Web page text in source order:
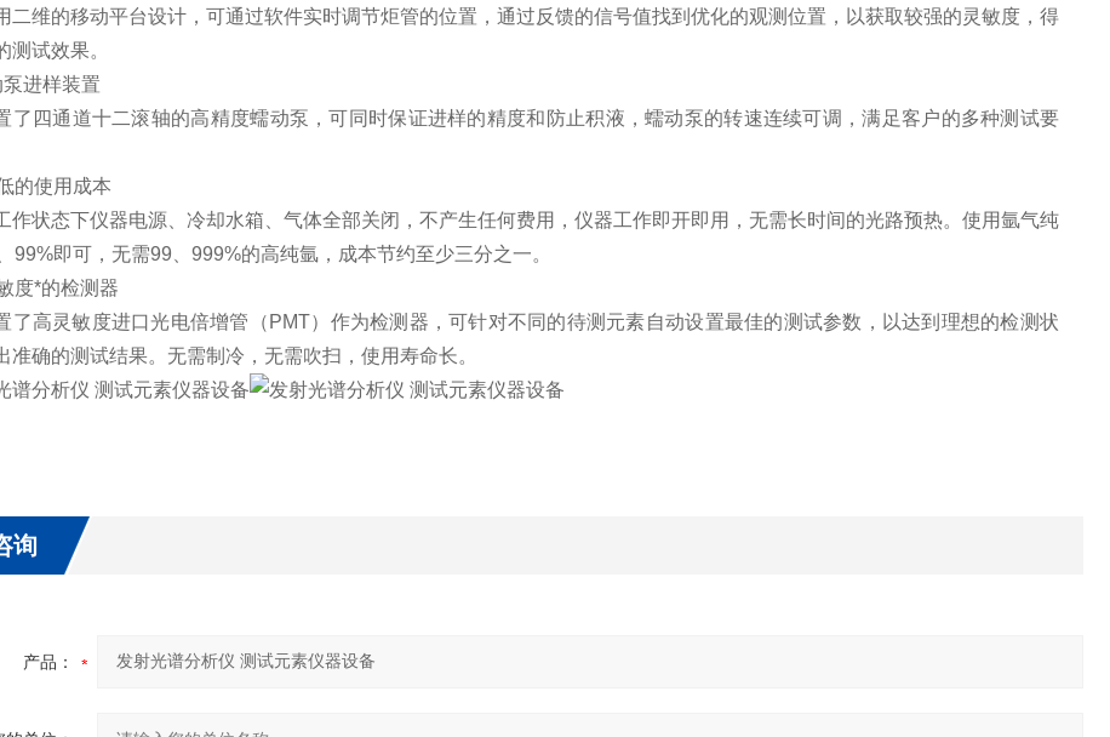
二维的移动平台设计，可通过软件实时调节炬管的位置，通过反馈的信号值找到优化的观测位置，以获取较强的灵敏度，得
测试效果。
进样装置
了四通道十二滚轴的高精度蠕动泵，可同时保证进样的精度和防止积液，蠕动泵的转速连续可调，满足客户的多种测试要
的使用成本
作状态下仪器电源、冷却水箱、气体全部关闭，不产生任何费用，仪器工作即开即用，无需长时间的光路预热。使用氩气纯
99%即可，无需99、999%的高纯氩，成本节约至少三分之一。
度*的检测器
了高灵敏度进口光电倍增管（PMT）作为检测器，可针对不同的待测元素自动设置最佳的测试参数，以达到理想的检测状
准确的测试结果。无需制冷，无需吹扫，使用寿命长。
询
产品：